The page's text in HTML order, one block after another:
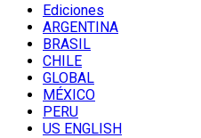
Ediciones
ARGENTINA
BRASIL
CHILE
GLOBAL
MÉXICO
PERU
US ENGLISH